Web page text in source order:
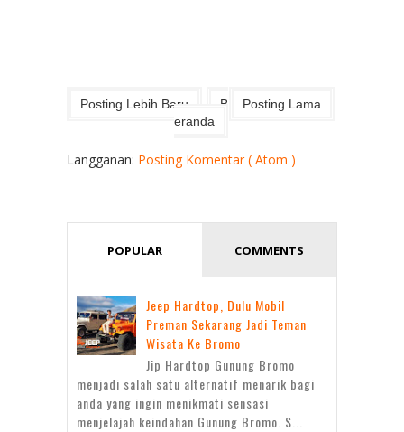
Posting Lebih Baru Posting Lama
B
eranda
Langganan: Posting Komentar ( Atom )
POPULAR COMMENTS
Jeep Hardtop, Dulu Mobil
Preman Sekarang Jadi Teman
Wisata Ke Bromo
Jip Hardtop Gunung Bromo
menjadi salah satu alternatif menarik bagi
anda yang ingin menikmati sensasi
menjelajah keindahan Gunung Bromo. S...